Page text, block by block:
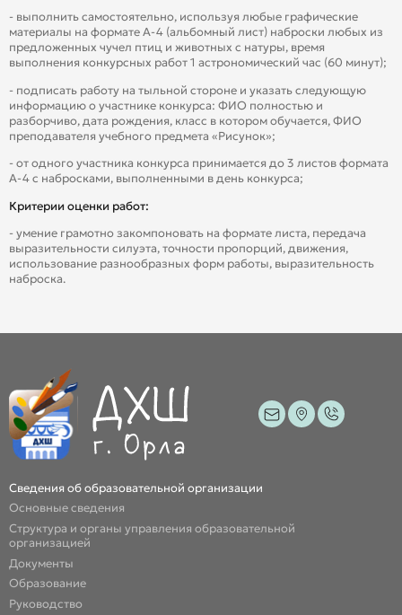
- выполнить самостоятельно, используя любые графические
материалы на формате А-4 (альбомный лист) наброски любых из
предложенных чучел птиц и животных с натуры, время
выполнения конкурсных работ 1 астрономический час (60 минут);
- подписать работу на тыльной стороне и указать следующую
информацию о участнике конкурса: ФИО полностью и
разборчиво, дата рождения, класс в котором обучается, ФИО
преподавателя учебного предмета «Рисунок»;
- от одного участника конкурса принимается до 3 листов формата
А-4 с набросками, выполненными в день конкурса;
Критерии оценки работ:
- умение грамотно закомпоновать на формате листа, передача
выразительности силуэта, точности пропорций, движения,
использование разнообразных форм работы, выразительность
наброска.
Сведения об образовательной организации
Основные сведения
Структура и органы управления образовательной
организацией
Документы
Образование
Руководство